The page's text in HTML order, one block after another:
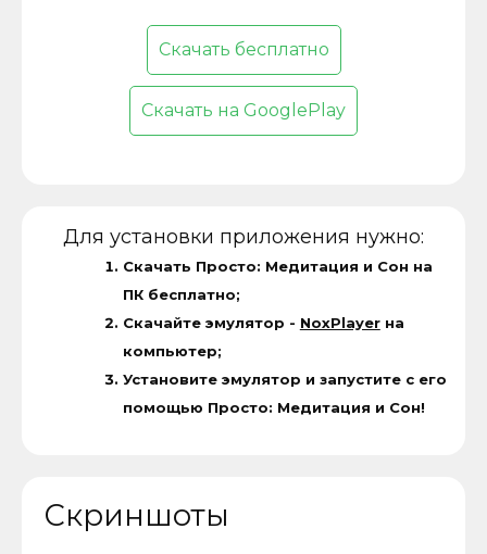
Скачать бесплатно
Скачать на GooglePlay
Для установки приложения нужно:
Скачать Просто: Медитация и Сон на
ПК бесплатно;
Скачайте эмулятор - NoxPlayerна
компьютер;
Установите эмулятор и запустите с его
помощью Просто: Медитация и Сон!
Скриншоты